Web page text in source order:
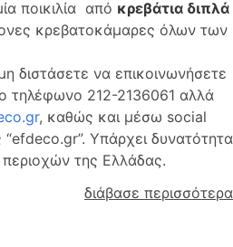
ποικιλία από κρεβάτια διπλά
κρεβατοκάμαρες όλων των
διστάσετε να επικοινωνήσετε
τηλέφωνο 212-2136061 αλλά
, καθώς και μέσω social
Υπάρχει δυνατότητα
της Ελλάδας.
διάβασε περισσότερα